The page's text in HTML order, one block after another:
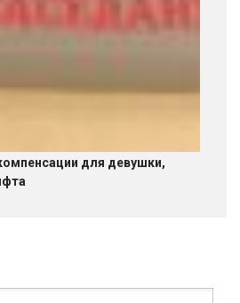
для девушки,